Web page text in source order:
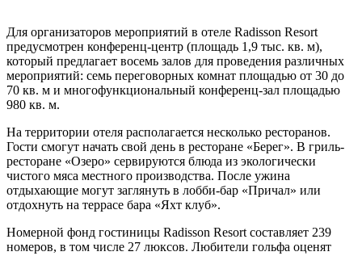
Для организаторов мероприятий в отеле Radisson Resort
предусмотрен конференц-центр (площадь 1,9 тыс. кв. м),
который предлагает восемь залов для проведения различных
мероприятий: семь переговорных комнат площадью от 30 до
70 кв. м и многофункциональный конференц-зал площадью
980 кв. м.
На территории отеля располагается несколько ресторанов.
Гости смогут начать свой день в ресторане «Берег». В гриль-
ресторане «Озеро» сервируются блюда из экологически
чистого мяса местного производства. После ужина
отдыхающие могут заглянуть в лобби-бар «Причал» или
отдохнуть на террасе бара «Яхт клуб».
Номерной фонд гостиницы Radisson Resort составляет 239
номеров, в том числе 27 люксов. Любители гольфа оценят